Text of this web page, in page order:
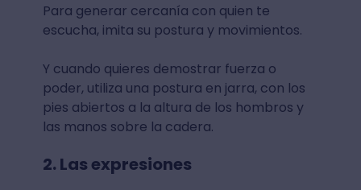
Para generar cercanía con quien te
escucha, imita su postura y movimientos.
Y cuando quieres demostrar fuerza o
poder, utiliza una postura en jarra, con los
pies abiertos a la altura de los hombros y
las manos sobre la cadera.
2. Las expresiones